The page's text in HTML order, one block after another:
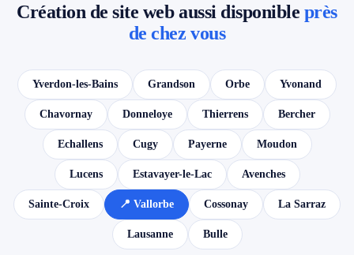
Création de site web aussi disponible près
de chez vous
Yverdon-les-Bains Grandson Orbe Yvonand
Chavornay Donneloye Thierrens Bercher
Echallens Cugy Payerne Moudon
Lucens Estavayer-le-Lac Avenches
Sainte-Croix 📍 Vallorbe Cossonay La Sarraz
Lausanne Bulle